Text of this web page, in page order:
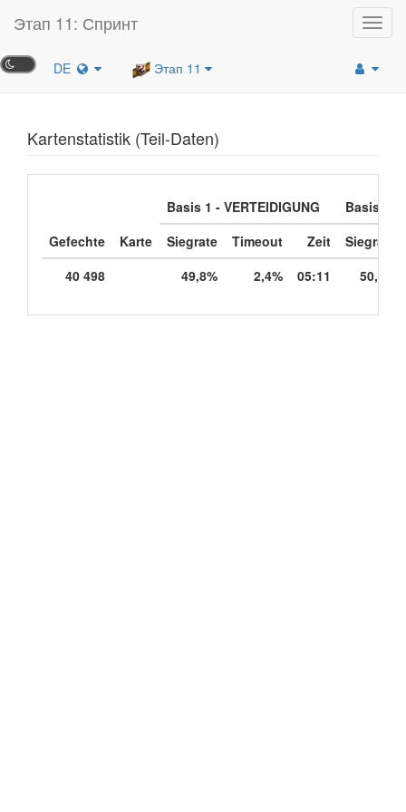
Этап 11: Спринт
DE Этап 11
Kartenstatistik (Teil-Daten)
Gefechte Karte
Basis 1 - VERTEIDIGUNG
Basis 2 -
Siegrate
Timeout Zeit
Siegrate
40 498
49,8% 2,4% 05:11 50,2%